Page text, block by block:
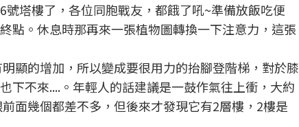
塔樓了，各位同胞戰友，都餓了吼~準備放飯吃便
點。休息時那再來一張植物圖轉換一下注意力，這張
顯的增加，所以變成要很用力的抬腳登階梯，對於膝
下不來....。年輕人的話建議是一鼓作氣往上衝，大約
面幾個都差不多，但後來才發現它有2層樓，2樓是